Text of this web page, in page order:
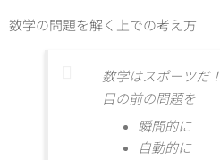
数学の問題を解く上での考え方
数学はスポーツだ！
目の前の問題を
瞬間的に
自動的に